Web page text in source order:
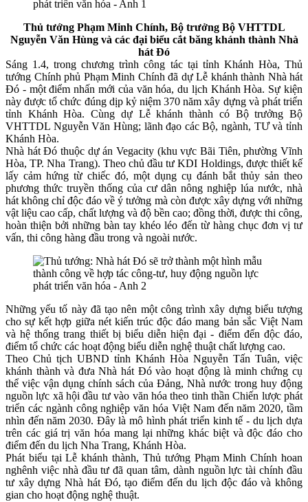
Thủ tướng Phạm Minh Chính, Bộ trưởng Bộ VHTTDL
Nguyễn Văn Hùng và các đại biểu cắt băng khánh thành Nhà
hát Đó
Sáng 1.4, trong chương trình công tác tại tỉnh Khánh Hòa, Thủ
tướng Chính phủ Phạm Minh Chính đã dự Lễ khánh thành Nhà hát
Đó - một điểm nhấn mới của văn hóa, du lịch Khánh Hòa. Sự kiện
này được tổ chức đúng dịp kỷ niệm 370 năm xây dựng và phát triển
tỉnh Khánh Hòa. Cùng dự Lễ khánh thành có Bộ trưởng Bộ
VHTTDL Nguyễn Văn Hùng; lãnh đạo các Bộ, ngành, TƯ và tỉnh
Khánh Hòa.
Nhà hát Đó thuộc dự án Vegacity (khu vực Bãi Tiên, phường Vĩnh
Hòa, TP. Nha Trang). Theo chủ đầu tư KDI Holdings, được thiết kế
lấy cảm hứng từ chiếc đó, một dụng cụ đánh bắt thủy sản theo
phương thức truyền thống của cư dân nông nghiệp lúa nước, nhà
hát không chỉ độc đáo về ý tưởng mà còn được xây dựng với những
vật liệu cao cấp, chất lượng và độ bền cao; đồng thời, được thi công,
hoàn thiện bởi những bàn tay khéo léo đến từ hàng chục đơn vị tư
vấn, thi công hàng đầu trong và ngoài nước.
Những yếu tố này đã tạo nên một công trình xây dựng biểu tượng
cho sự kết hợp giữa nét kiến trúc độc đáo mang bản sắc Việt Nam
và hệ thống trang thiết bị biểu diễn hiện đại - điểm đến độc đáo,
điểm tổ chức các hoạt động biểu diễn nghệ thuật chất lượng cao.
Theo Chủ tịch UBND tỉnh Khánh Hòa Nguyễn Tấn Tuân, việc
khánh thành và đưa Nhà hát Đó vào hoạt động là minh chứng cụ
thể việc vận dụng chính sách của Đảng, Nhà nước trong huy động
nguồn lực xã hội đầu tư vào văn hóa theo tinh thần Chiến lược phát
triển các ngành công nghiệp văn hóa Việt Nam đến năm 2020, tầm
nhìn đến năm 2030. Đây là mô hình phát triển kinh tế - du lịch dựa
trên các giá trị văn hóa mang lại những khác biệt và độc đáo cho
điểm đến du lịch Nha Trang, Khánh Hòa.
Phát biểu tại Lễ khánh thành, Thủ tướng Phạm Minh Chính hoan
nghênh việc nhà đầu tư đã quan tâm, dành nguồn lực tài chính đầu
tư xây dựng Nhà hát Đó, tạo điểm đến du lịch độc đáo và không
gian cho hoạt động nghệ thuật.